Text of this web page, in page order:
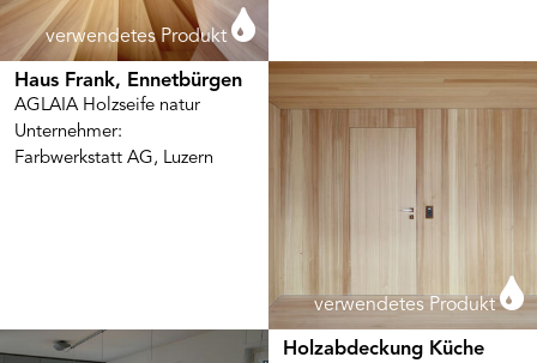
verwendetes Produkt
verwendetes Produkt
Haus Frank, Ennetbürgen
AGLAIA Holzseife natur
Unternehmer:
Farbwerkstatt AG, Luzern
Holzabdeckung Küche